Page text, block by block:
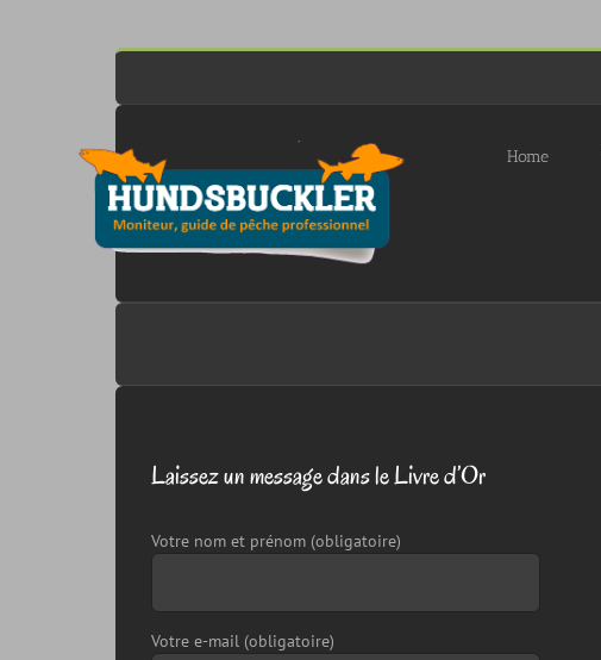
Home
Laissez un message dans le Livre d’Or
Votre nom et prénom (obligatoire)
Votre e-mail (obligatoire)